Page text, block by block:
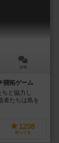
37件
開拓ゲーム
と協力し
者たちは島を
1208
持ってる